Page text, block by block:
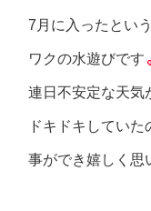
7月に入ったとい
ワクの水遊びです
連日不安定な天気
ドキドキしてい
事ができ嬉しく思